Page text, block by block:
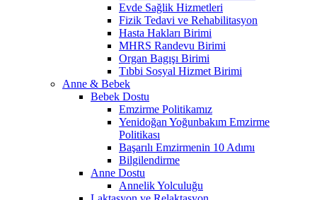
Evde Sağlik Hizmetleri
Fizik Tedavi ve Rehabilitasyon
Hasta Hakları Birimi
MHRS Randevu Birimi
Organ Bagışı Birimi
Tıbbi Sosyal Hizmet Birimi
Anne & Bebek
Bebek Dostu
Emzirme Politikamız
Yenidoğan Yoğunbakım Emzirme
Politikası
Başarılı Emzirmenin 10 Adımı
Bilgilendirme
Anne Dostu
Annelik Yolculuğu